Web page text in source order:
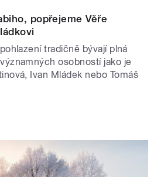
popřejeme Věře
tradičně bývají plná
osobností jako je
Ivan Mládek nebo Tomáš